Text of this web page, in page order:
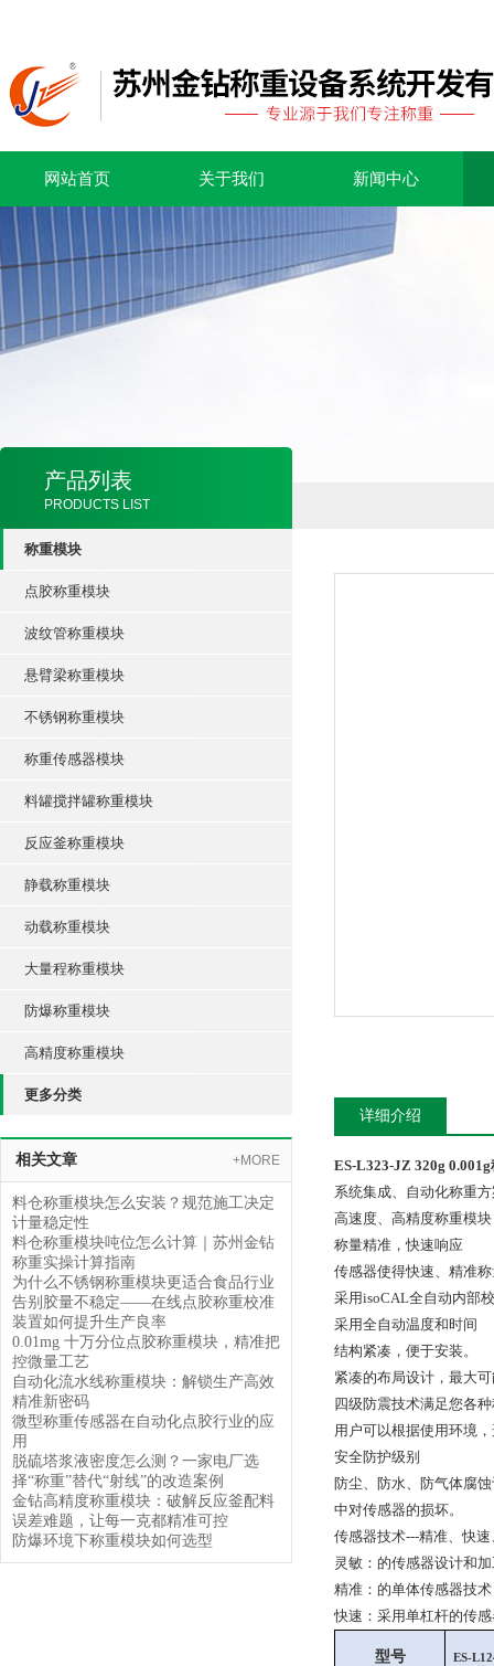
网站首页 关于我们 新闻中心
产品列表
PRODUCTS LIST
称重模块
点胶称重模块
波纹管称重模块
悬臂梁称重模块
不锈钢称重模块
称重传感器模块
料罐搅拌罐称重模块
反应釜称重模块
静载称重模块
动载称重模块
大量程称重模块
防爆称重模块
高精度称重模块
更多分类
相关文章 +MORE
料仓称重模块怎么安装？规范施工决定
计量稳定性
料仓称重模块吨位怎么计算｜苏州金钻
称重实操计算指南
为什么不锈钢称重模块更适合食品行业
告别胶量不稳定——在线点胶称重校准
装置如何提升生产良率
0.01mg 十万分位点胶称重模块，精准把
控微量工艺
自动化流水线称重模块：解锁生产高效
精准新密码
微型称重传感器在自动化点胶行业的应
用
脱硫塔浆液密度怎么测？一家电厂选
择“称重”替代“射线”的改造案例
金钻高精度称重模块：破解反应釜配料
误差难题，让每一克都精准可控
防爆环境下称重模块如何选型
详细介绍
ES-L323-JZ 320g
系统集成、自动化称重
高速度、高精度称重模
称量精准，快速响应
传感器使得快速、精准
采用isoCAL全自动内部
采用全自动温度和时间
结构紧凑，便于安装。
紧凑的布局设计，最大
四级防震技术满足您各
用户可以根据使用环境
安全防护级别
防尘、防水、防气体腐
中对传感器的损坏。
传感器技术---精准、快
灵敏：的传感器设计和
精准：的单体传感器技
快速：采用单杠杆的传
型号 ES-